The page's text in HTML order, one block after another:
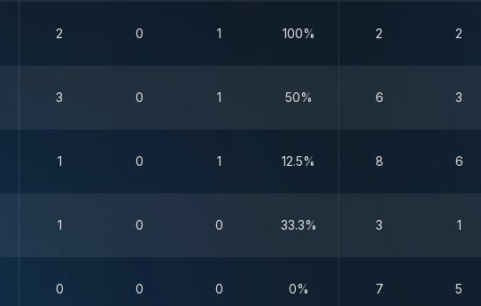
2 0 1 100% 2 2
3 0 1 50% 6 3
1 0 1 12.5% 8 6
1 0 0 33.3% 3 1
0 0 0 0% 7 5